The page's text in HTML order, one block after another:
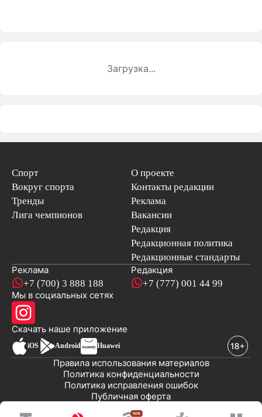
Загрузка...
Спорт
Вокруг спорта
Тренды
Лига чемпионов
О проекте
Контакты редакции
Реклама
Вакансии
Редакция
Редакционная политика
Редакционные стандарты
Реклама
+7 (700) 3 888 188
Редакция
+7 (777) 001 44 99
Мы в социальных сетях
Скачать наше приложениеновостей
iOS Android Huawei
Публичная оферта
Политика исправления ошибок
Политика конфиденциальности
Правила использования материалов
© 2008-2026 ТОО «EML»